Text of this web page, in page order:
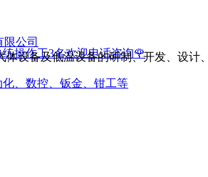
操作工3名欢迎电话咨询🌹
公司
体设备及低温设备的研制、开发、设计
、数控、钣金、钳工等